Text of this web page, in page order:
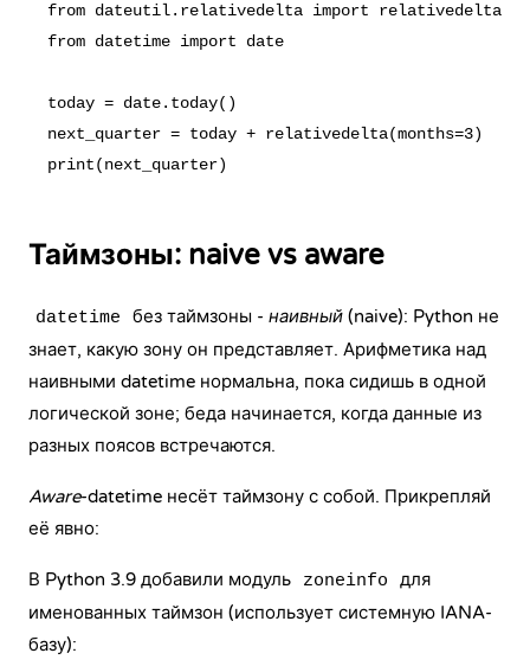
from dateutil.relativedelta import relativedelta
from datetime import date
today = date.today()
next_quarter = today + relativedelta(months=3)
Таймзоны: naive vs aware
datetime без таймзоны - наивный (naive): Python не
знает, какую зону он представляет. Арифметика над
наивными datetime нормальна, пока сидишь в одной
логической зоне; беда начинается, когда данные из
разных поясов встречаются.
Aware-datetime несёт таймзону с собой. Прикрепляй
её явно:
В Python 3.9 добавили модуль zoneinfo
для
именованных таймзон (использует системную IANA-
базу):